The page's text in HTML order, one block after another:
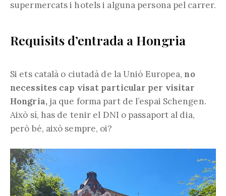
supermercats i hotels i alguna persona pel carrer.
Requisits d’entrada a Hongria
Si ets català o ciutadà de la Unió Europea, no
necessites cap visat particular per visitar
Hongria,ja que forma part de l’espai Schengen.
Això sí, has de tenir el DNI o passaport al dia,
però bé, això sempre, oi?